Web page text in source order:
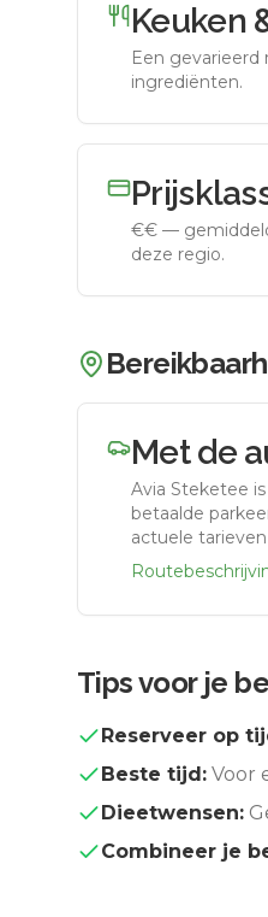
Keuken
Een
ingrediënten.
€€ —
deze regio.
Met de
Avia Steketee
betaalde
actuele tarieven
Tips voor je
Reserveer op
Beste tijd: Voor
Dieetwensen:
Combineer je